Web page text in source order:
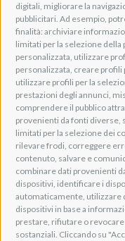
digitali, migliorare la
pubblicitari. Ad esempio,
finalità: archiviare
limitati per la selezione della
personalizzata, utilizzare
personalizzata, creare
utilizzare profili per la
prestazioni degli annunci,
comprendere il pubblico
provenienti da fonti diverse,
limitati per la selezione dei
rilevare frodi, correggere
contenuto, salvare e
combinare dati provenienti
dispositivi, identificare i
automaticamente, utilizzare
dispositivi in base a
prestare, rifiutare o
sostanziali. Cliccando su